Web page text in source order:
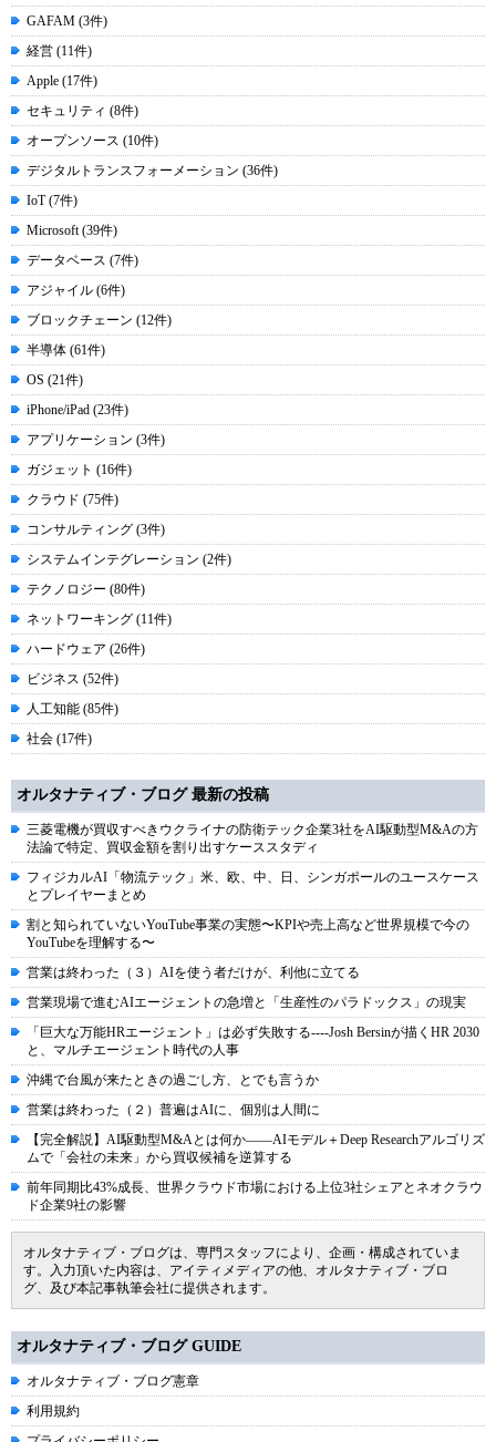
GAFAM (3件)
経営 (11件)
Apple (17件)
セキュリティ (8件)
オープンソース (10件)
デジタルトランスフォーメーション (36件)
IoT (7件)
Microsoft (39件)
データベース (7件)
アジャイル (6件)
ブロックチェーン (12件)
半導体 (61件)
OS (21件)
iPhone/iPad (23件)
アプリケーション (3件)
ガジェット (16件)
クラウド (75件)
コンサルティング (3件)
システムインテグレーション (2件)
テクノロジー (80件)
ネットワーキング (11件)
ハードウェア (26件)
ビジネス (52件)
人工知能 (85件)
社会 (17件)
オルタナティブ・ブログ 最新の投稿
三菱電機が買収すべきウクライナの防衛テック企業3社をAI駆動型M&Aの方
法論で特定、買収金額を割り出すケーススタディ
フィジカルAI「物流テック」米、欧、中、日、シンガポールのユースケース
とプレイヤーまとめ
割と知られていないYouTube事業の実態〜KPIや売上高など世界規模で今の
YouTubeを理解する〜
営業は終わった（３）AIを使う者だけが、利他に立てる
営業現場で進むAIエージェントの急増と「生産性のパラドックス」の現実
「巨大な万能HRエージェント」は必ず失敗する----Josh Bersinが描くHR 2030
と、マルチエージェント時代の人事
沖縄で台風が来たときの過ごし方、とでも言うか
営業は終わった（２）普遍はAIに、個別は人間に
【完全解説】AI駆動型M&Aとは何か――AIモデル＋Deep Researchアルゴリズ
ムで「会社の未来」から買収候補を逆算する
前年同期比43%成長、世界クラウド市場における上位3社シェアとネオクラウ
ド企業9社の影響
オルタナティブ・ブログは、専門スタッフにより、企画・構成されていま
す。入力頂いた内容は、アイティメディアの他、オルタナティブ・ブロ
グ、及び本記事執筆会社に提供されます。
オルタナティブ・ブログ GUIDE
オルタナティブ・ブログ憲章
利用規約